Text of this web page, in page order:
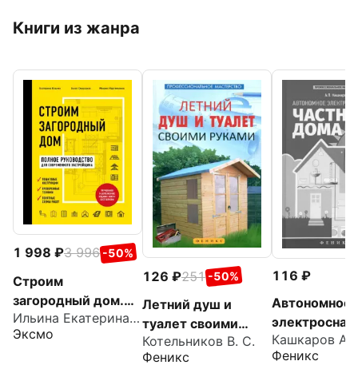
Книги из жанра
1 998 3 996 -50%
Строим
загородный дом.
Полное
руководство для
Ильина Екатерина Александровна
Эксмо
126 251 -50%
Летний душ и
туалет своими
руками
Котельников В. С.
Феникс
116
Автономное
частного
своими
Феникс